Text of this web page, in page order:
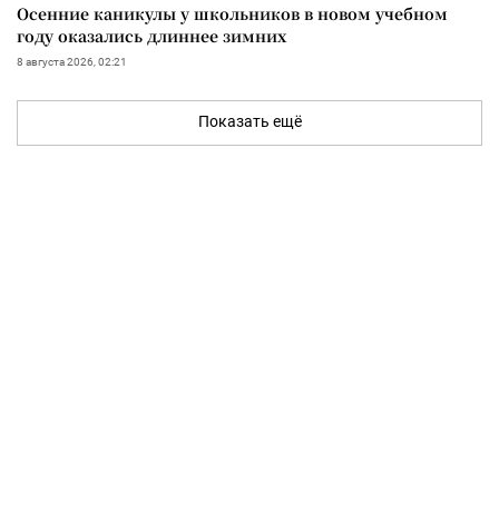
Осенние каникулы у школьников в новом учебном
году оказались длиннее зимних
8 августа 2026, 02:21
Показать ещё